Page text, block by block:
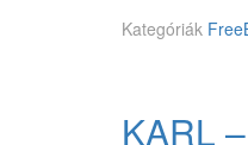
ő
Y
g
Kategóriák
KARL